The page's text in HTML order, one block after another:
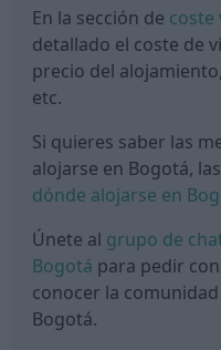
En la sección de coste
detallado el coste de
precio del
etc.
Si quieres saber las
alojarse en Bogotá,
dónde alojarse en
Únete al grupo de
Bogotá para pedir
conocer la
Bogotá.